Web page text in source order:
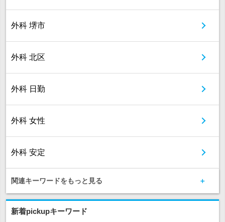
外科 堺市
外科 北区
外科 日勤
外科 女性
外科 安定
関連キーワードをもっと見る
新着pickupキーワード